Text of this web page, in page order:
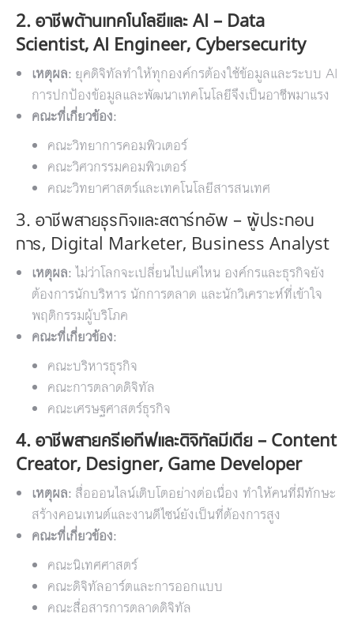
2. อาชีพด้านเทคโนโลยีและ AI – Data
Scientist, AI Engineer, Cybersecurity
เหตุผล: ยุคดิจิทัลทำให้ทุกองค์กรต้องใช้ข้อมูลและระบบ AI
การปกป้องข้อมูลและพัฒนาเทคโนโลยีจึงเป็นอาชีพมาแรง
คณะที่เกี่ยวข้อง:
คณะวิทยาการคอมพิวเตอร์
คณะวิศวกรรมคอมพิวเตอร์
คณะวิทยาศาสตร์และเทคโนโลยีสารสนเทศ
3. อาชีพสายธุรกิจและสตาร์ทอัพ – ผู้ประกอบ
การ, Digital Marketer, Business Analyst
เหตุผล:ไม่ว่าโลกจะเปลี่ยนไปแค่ไหน องค์กรและธุรกิจยัง
ต้องการนักบริหาร นักการตลาด และนักวิเคราะห์ที่เข้าใจ
พฤติกรรมผู้บริโภค
คณะที่เกี่ยวข้อง:
คณะบริหารธุรกิจ
คณะการตลาดดิจิทัล
คณะเศรษฐศาสตร์ธุรกิจ
4. อาชีพสายครีเอทีฟและดิจิทัลมีเดีย – Content
Creator, Designer, Game Developer
เหตุผล: สื่อออนไลน์เติบโตอย่างต่อเนื่อง ทำให้คนที่มีทักษะ
สร้างคอนเทนต์และงานดีไซน์ยังเป็นที่ต้องการสูง
คณะที่เกี่ยวข้อง:
คณะนิเทศศาสตร์
คณะดิจิทัลอาร์ตและการออกแบบ
คณะสื่อสารการตลาดดิจิทัล